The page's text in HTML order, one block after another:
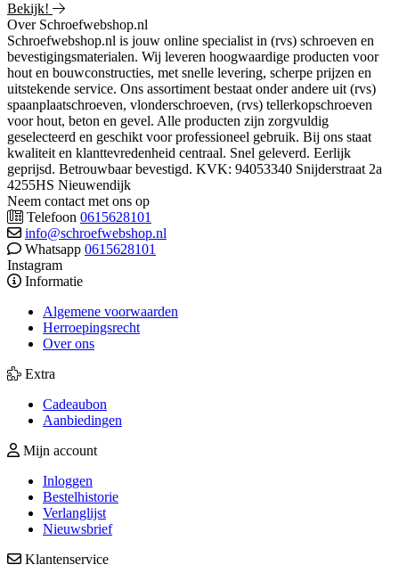
Bekijk!
Over Schroefwebshop.nl
Schroefwebshop.nl is jouw online specialist in (rvs) schroeven en
bevestigingsmaterialen. Wij leveren hoogwaardige producten voor
hout en bouwconstructies, met snelle levering, scherpe prijzen en
uitstekende service. Ons assortiment bestaat onder andere uit (rvs)
spaanplaatschroeven, vlonderschroeven, (rvs) tellerkopschroeven
voor hout, beton en gevel. Alle producten zijn zorgvuldig
geselecteerd en geschikt voor professioneel gebruik. Bij ons staat
kwaliteit en klanttevredenheid centraal. Snel geleverd. Eerlijk
geprijsd. Betrouwbaar bevestigd. KVK: 94053340 Snijderstraat 2a
4255HS Nieuwendijk
Neem contact met ons op
Telefoon 0615628101
info@schroefwebshop.nl
Whatsapp 0615628101
Instagram
Informatie
Algemene voorwaarden
Herroepingsrecht
Over ons
Extra
Cadeaubon
Aanbiedingen
Mijn account
Inloggen
Bestelhistorie
Verlanglijst
Nieuwsbrief
Klantenservice